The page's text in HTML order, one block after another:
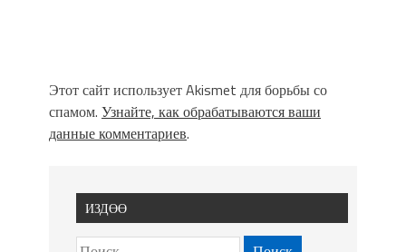
Этот сайт использует Akismet для борьбы со
спамом. Узнайте, как обрабатываются ваши
данные комментариев.
ИЗДӨӨ